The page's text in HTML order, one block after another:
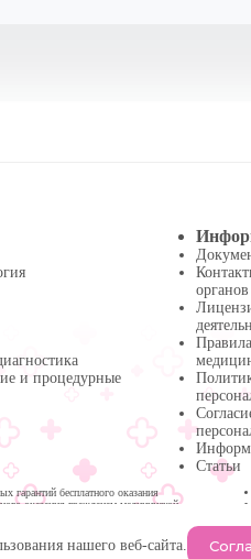
нашего веб-сайта.
и процедурные
органов
Статьи
гарантий бесплатного оказания
оказания гражданам медицинской